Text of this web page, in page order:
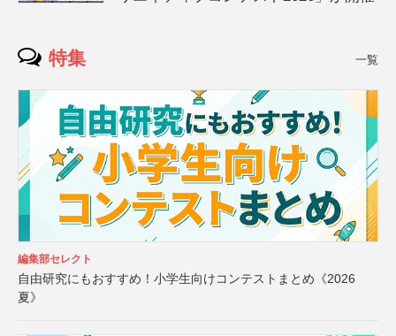
特集 一覧
編集部セレクト
自由研究にもおすすめ！小学生向けコンテストまとめ《2026
夏》